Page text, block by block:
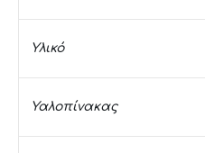
Υλικό
Υαλοπίνακας